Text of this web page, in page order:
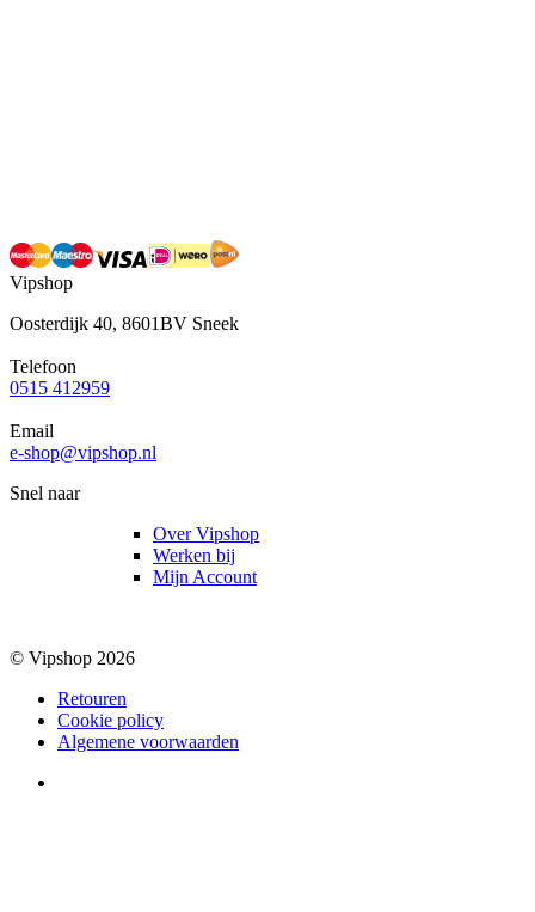
Vipshop
Oosterdijk 40, 8601BV Sneek
Telefoon
0515 412959
Email
e-shop@vipshop.nl
Snel naar
Over Vipshop
Werken bij
Mijn Account
© Vipshop 2026
Retouren
Cookie policy
Algemene voorwaarden